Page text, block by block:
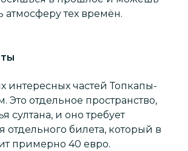
атмосферу тех времён.
интересных частей Топкапы-
Это отдельное пространство,
султана, и оно требует
отдельного билета, который в
примерно 40 евро.